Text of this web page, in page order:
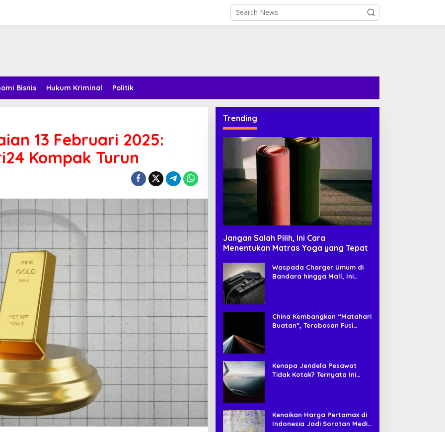
Bisnis Hukum Kriminal Politik
13 Februari 2025:
Kompak Turun
Trending
Jangan Salah Pilih, Ini Cara
Menentukan Matras Yoga yang Tepat
Waspada Charger Umum di
Bandara hingga Mall, Ini
China Kembangkan “Matahari
Buatan”, Terobosan Fusi
Kenapa Jendela Pesawat
Tidak Kotak? Ternyata Ini
Kenaikan Harga Pertamax di
Indonesia Jadi Sorotan Media